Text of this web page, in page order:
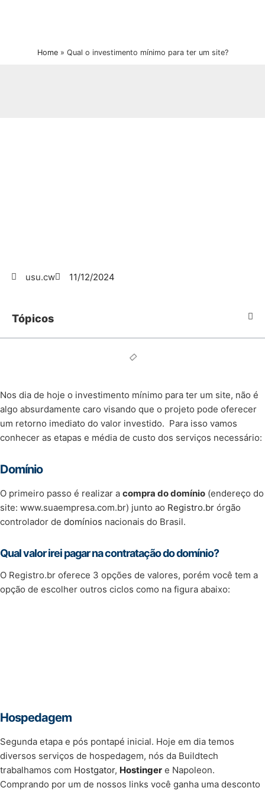
Home» Qual o investimento mínimo para ter um site?
usu.cw 11/12/2024
Tópicos
Nos dia de hoje o investimento mínimo para ter um site, não é
algo absurdamente caro visando que o projeto pode oferecer
um retorno imediato do valor investido. Para isso vamos
conhecer as etapas e média de custo dos serviços necessário:
Domínio
O primeiro passo é realizar a compra do domínio (endereço do
site: www.suaempresa.com.br) junto ao Registro.br órgão
controlador de domínios nacionais do Brasil.
Qual valor irei pagar na contratação do domínio?
O Registro.br oferece 3 opções de valores, porém você tem a
opção de escolher outros ciclos como na figura abaixo:
Hospedagem
Segunda etapa e pós pontapé inicial. Hoje em dia temos
diversos serviços de hospedagem, nós da Buildtech
trabalhamos com Hostgator, Hostinger e Napoleon.
Comprando por um de nossos links você ganha uma desconto